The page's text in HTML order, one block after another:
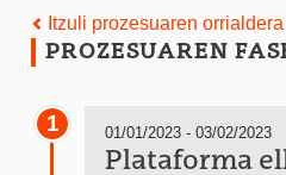
Itzuli prozesuaren orrialdera
PROZESUAREN
1 01/01/2023 - 03/02/2023
Plataforma